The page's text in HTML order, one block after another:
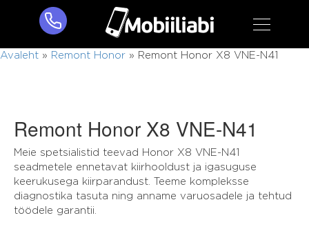
Avaleht » Remont Honor » Remont Honor X8 VNE-N41
Remont Honor X8 VNE-N41
Meie spetsialistid teevad Honor X8 VNE-N41
seadmetele ennetavat kiirhooldust ja igasuguse
keerukusega kiirparandust. Teeme kompleksse
diagnostika tasuta ning anname varuosadele ja tehtud
töödele garantii.